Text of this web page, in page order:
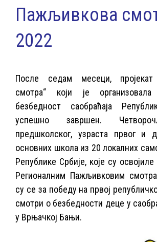
Пажљивкова
2022
После седам месеци, пројекат
смотра“ који је
безбедност саобраћаја
успешно завршен.
предшколског, узраста првог и
основних школа из 20 локалних
Републике Србије, које су
Регионалним Пажљивковим
су се за победу на првој
смотри о безбедности деце у
у Врњачкој Бањи.